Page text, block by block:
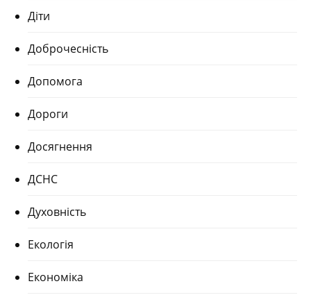
Діти
Доброчесність
Допомога
Дороги
Досягнення
ДСНС
Духовність
Екологія
Економіка